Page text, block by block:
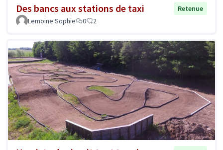
Des bancs aux stations de taxi
Retenue
Lemoine Sophie
0 2